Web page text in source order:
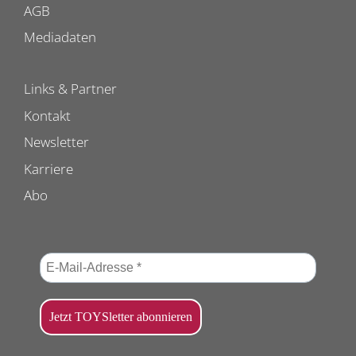
AGB
Mediadaten
Links & Partner
Kontakt
Newsletter
Karriere
Abo